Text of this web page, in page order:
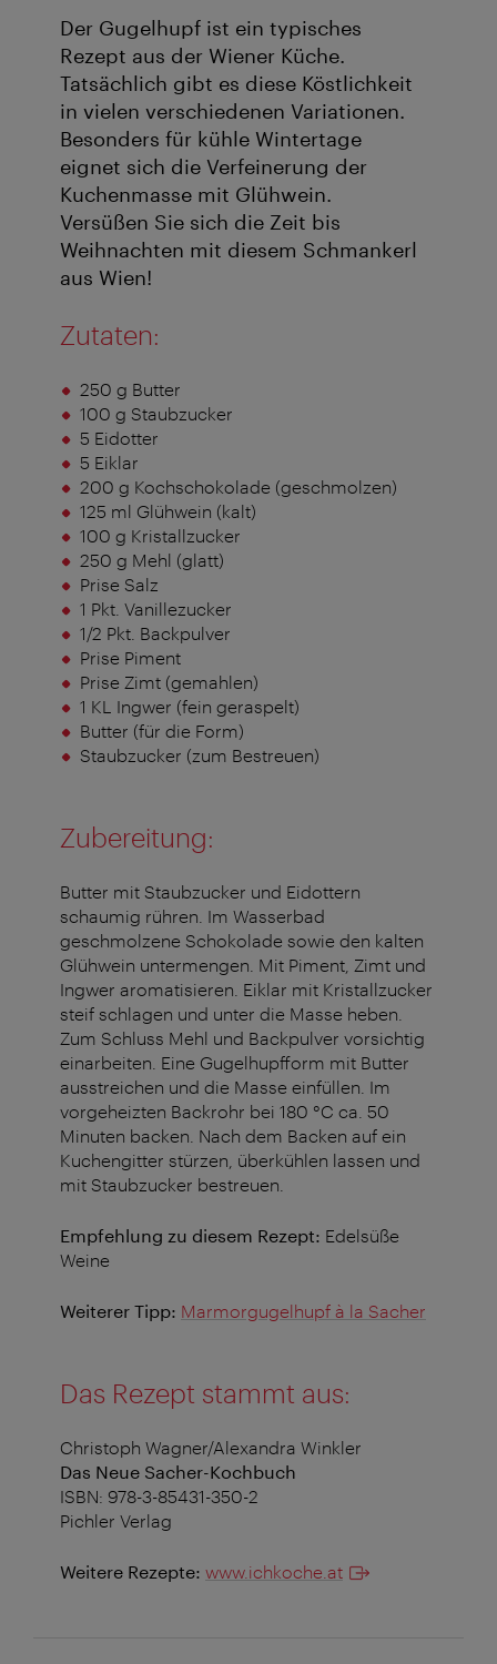
Der Gugelhupf ist ein typisches
Rezept aus der Wiener Küche.
Tatsächlich gibt es diese Köstlichkeit
in vielen verschiedenen Variationen.
Besonders für kühle Wintertage
eignet sich die Verfeinerung der
Kuchenmasse mit Glühwein.
Versüßen Sie sich die Zeit bis
Weihnachten mit diesem Schmankerl
aus Wien!
Zutaten:
250 g Butter
100 g Staubzucker
5 Eidotter
5 Eiklar
200 g Kochschokolade (geschmolzen)
125 ml Glühwein (kalt)
100 g Kristallzucker
250 g Mehl (glatt)
Prise Salz
1 Pkt. Vanillezucker
1/2 Pkt. Backpulver
Prise Piment
Prise Zimt (gemahlen)
1 KL Ingwer (fein geraspelt)
Butter (für die Form)
Staubzucker (zum Bestreuen)
Zubereitung:
Butter mit Staubzucker und Eidottern
schaumig rühren. Im Wasserbad
geschmolzene Schokolade sowie den kalten
Glühwein untermengen. Mit Piment, Zimt und
Ingwer aromatisieren. Eiklar mit Kristallzucker
steif schlagen und unter die Masse heben.
Zum Schluss Mehl und Backpulver vorsichtig
einarbeiten. Eine Gugelhupfform mit Butter
ausstreichen und die Masse einfüllen. Im
vorgeheizten Backrohr bei 180 °C ca. 50
Minuten backen. Nach dem Backen auf ein
Kuchengitter stürzen, überkühlen lassen und
mit Staubzucker bestreuen.
Empfehlung zu diesem Rezept: Edelsüße
Weine
Weiterer Tipp: Marmorgugelhupf à la Sacher
Das Rezept stammt aus:
Christoph Wagner/Alexandra Winkler
Das Neue Sacher-Kochbuch
ISBN: 978-3-85431-350-2
Pichler Verlag
Weitere Rezepte: www.ichkoche.at